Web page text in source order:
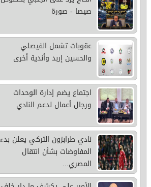
صيصا - صورة
عقوبات تشمل الفيصلي
والحسين إربد وأندية أخرى
اجتماع يضم إدارة الوحدات
ورجال أعمال لدعم النادي
نادي طرابزون التركي يعلن بدء
المفاوضات بشأن انتقال
المصري...